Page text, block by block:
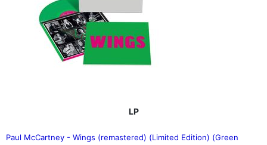
LP
Paul McCartney - Wings (remastered) (Limited Edition) (Green